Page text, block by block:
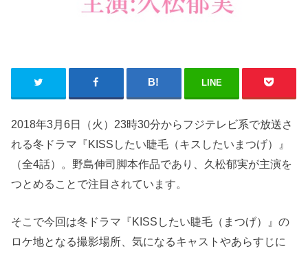
LINE
2018年3月6日（火）23時30分からフジテレビ系で放送さ
れる冬ドラマ『KISSしたい睫毛（キスしたい まつげ）』
（全4話）。野島伸司脚本作品であり、久松郁実が主演を
つとめることで注目されています。
そこで今回は冬ドラマ『KISSしたい睫毛（まつげ）』の
ロケ地となる撮影場所、気になるキャストやあらすじに